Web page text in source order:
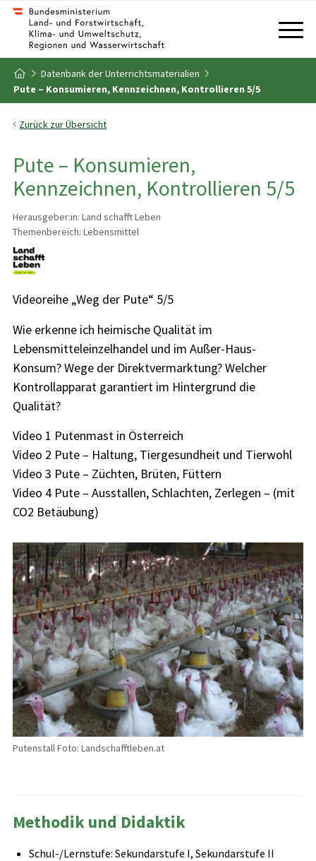
Zum Inhalt
Zum Inhaltsverzeichnis
Zur Startseite
Datenbank der Unterrichtsmaterialien
Pute – Konsumieren, Kennzeichnen, Kontrollieren 5/5
Zurück zur Übersicht
Pute – Konsumieren,
Kennzeichnen, Kontrollieren 5/5
Herausgeber:in: Land schafft Leben
Themenbereich: Lebensmittel
Videoreihe „Weg der Pute“ 5/5
Wie erkenne ich heimische Qualität im
Lebensmitteleinzelhandel und im Außer-Haus-
Konsum? Wege der Direktvermarktung? Welcher
Kontrollapparat garantiert im Hintergrund die
Qualität?
Video 1 Putenmast in Österreich
Video 2 Pute – Haltung, Tiergesundheit und Tierwohl
Video 3 Pute – Züchten, Brüten, Füttern
Video 4 Pute – Ausstallen, Schlachten, Zerlegen – (mit
CO2 Betäubung)
Putenstall Foto: Landschafftleben.at
Methodik und Didaktik
Schul-/Lernstufe: Sekundarstufe I, Sekundarstufe II